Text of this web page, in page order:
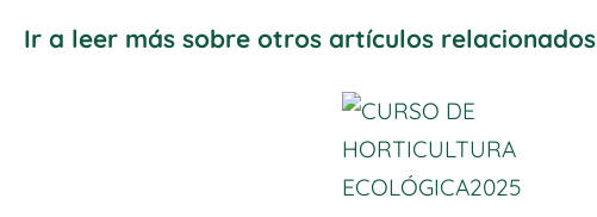
Ir a leer más sobre otros artículos relacionados